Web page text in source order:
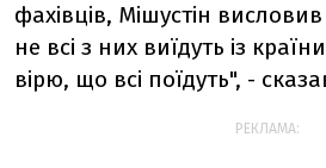
фахівців, Мішустін
не всі з них виїдуть із
вірю, що всі поїдуть", -
РЕКЛАМА: